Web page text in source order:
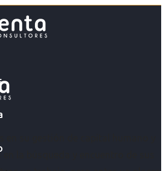
en su gestión de capital humano y
la búsqueda y encuentro de sus